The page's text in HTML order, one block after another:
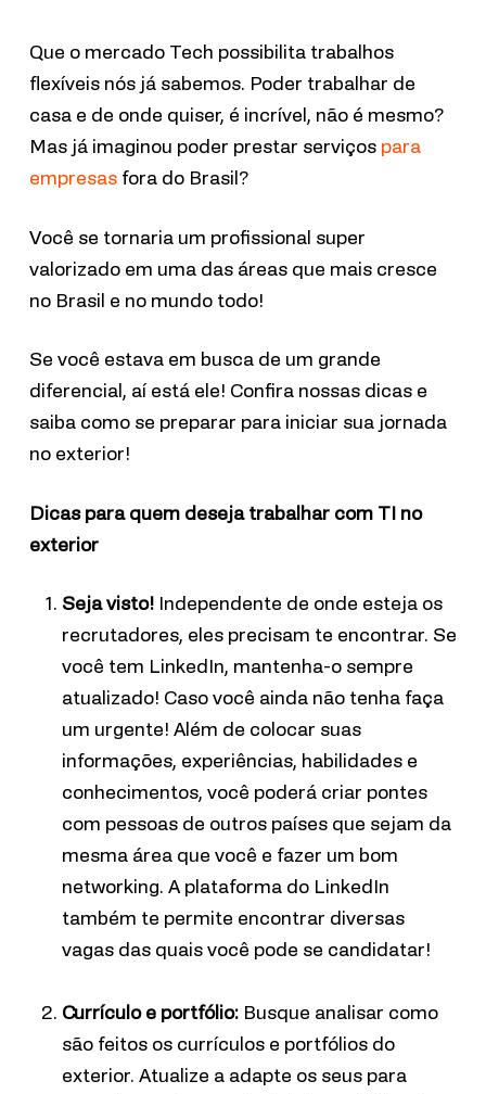
Que o mercado Tech possibilita trabalhos
flexíveis nós já sabemos. Poder trabalhar de
casa e de onde quiser, é incrível, não é mesmo?
Mas já imaginou poder prestar serviços para
empresasfora do Brasil?
Você se tornaria um profissional super
valorizado em uma das áreas que mais cresce
no Brasil e no mundo todo!
Se você estava em busca de um grande
diferencial, aí está ele! Confira nossas dicas e
saiba como se preparar para iniciar sua jornada
no exterior!
Dicas para quem deseja trabalhar com TI no
exterior
Seja visto! Independente de onde esteja os
recrutadores, eles precisam te encontrar. Se
você tem LinkedIn, mantenha-o sempre
atualizado! Caso você ainda não tenha faça
um urgente! Além de colocar suas
informações, experiências, habilidades e
conhecimentos, você poderá criar pontes
com pessoas de outros países que sejam da
mesma área que você e fazer um bom
networking. A plataforma do LinkedIn
também te permite encontrar diversas
vagas das quais você pode se candidatar!
Currículo e portfólio: Busque analisar como
são feitos os currículos e portfólios do
exterior. Atualize a adapte os seus para